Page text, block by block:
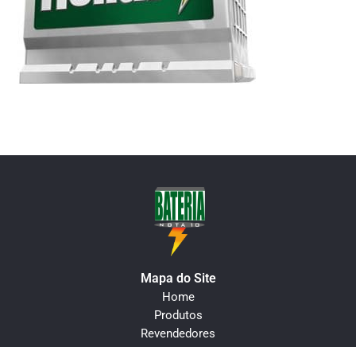
Mapa do Site
Home
Produtos
Revendedores